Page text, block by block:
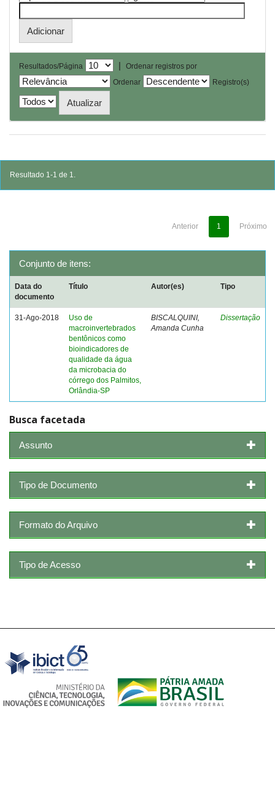
Resultados/Página |
Ordenar registros por
Ordenar
Registro(s)
Resultado 1-1 de 1.
Anterior 1 Próximo
Conjunto de itens:
Data do
documento
Título Autor(es) Tipo
31-Ago-2018
Uso de
macroinvertebrados
bentônicos como
bioindicadores de
qualidade da água
da microbacia do
córrego dos Palmitos,
Orlândia-SP
BISCALQUINI,
Amanda Cunha
Dissertação
Busca facetada
Assunto
Tipo de Documento
Formato do Arquivo
Tipo de Acesso